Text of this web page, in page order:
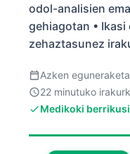
odol-analisien
gehiagotan •
zehaztasunez
Azken
22 minutuko
Medikoki